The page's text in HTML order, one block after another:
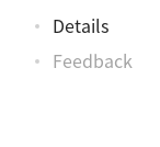
Details
Feedback